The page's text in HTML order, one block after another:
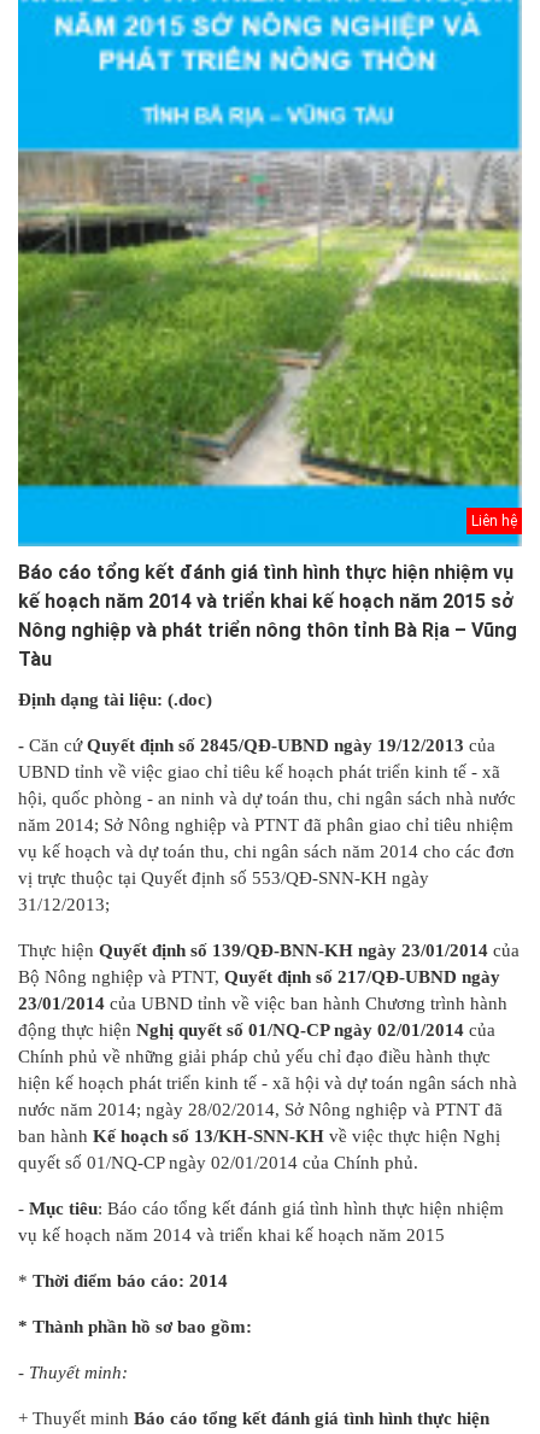
Liên hệ
Báo cáo tổng kết đánh giá tình hình thực hiện nhiệm vụ
kế hoạch năm 2014 và triển khai kế hoạch năm 2015 sở
Nông nghiệp và phát triển nông thôn tỉnh Bà Rịa – Vũng
Tàu
Định dạng tài liệu: (.doc)
- Căn cứQuyết định số 2845/QĐ-UBND ngày 19/12/2013 của
UBND tỉnh về việc giao chỉ tiêu kế hoạch phát triển kinh tế - xã
hội, quốc phòng - an ninh và dự toán thu, chi ngân sách nhà nước
năm 2014; Sở Nông nghiệp và PTNT đã phân giao chỉ tiêu nhiệm
vụ kế hoạch và dự toán thu, chi ngân sách năm 2014 cho các đơn
vị trực thuộc tại Quyết định số 553/QĐ-SNN-KH ngày
31/12/2013;
Thực hiện Quyết định số 139/QĐ-BNN-KH ngày 23/01/2014 của
Bộ Nông nghiệp và PTNT, Quyết định số 217/QĐ-UBND ngày
23/01/2014 của UBND tỉnh về việc ban hành Chương trình hành
động thực hiện Nghị quyết số 01/NQ-CP ngày 02/01/2014 của
Chính phủ về những giải pháp chủ yếu chỉ đạo điều hành thực
hiện kế hoạch phát triển kinh tế - xã hội và dự toán ngân sách nhà
nước năm 2014; ngày 28/02/2014, Sở Nông nghiệp và PTNT đã
ban hành Kế hoạch số 13/KH-SNN-KH về việc thực hiện Nghị
quyết số 01/NQ-CP ngày 02/01/2014 của Chính phủ.
- Mục tiêu: Báo cáo tổng kết đánh giá tình hình thực hiện nhiệm
vụ kế hoạch năm 2014 và triển khai kế hoạch năm 2015
* Thời điểm báo cáo: 2014
* Thành phần hồ sơ bao gồm:
- Thuyết minh:
+ Thuyết minh Báo cáo tổng kết đánh giá tình hình thực hiện